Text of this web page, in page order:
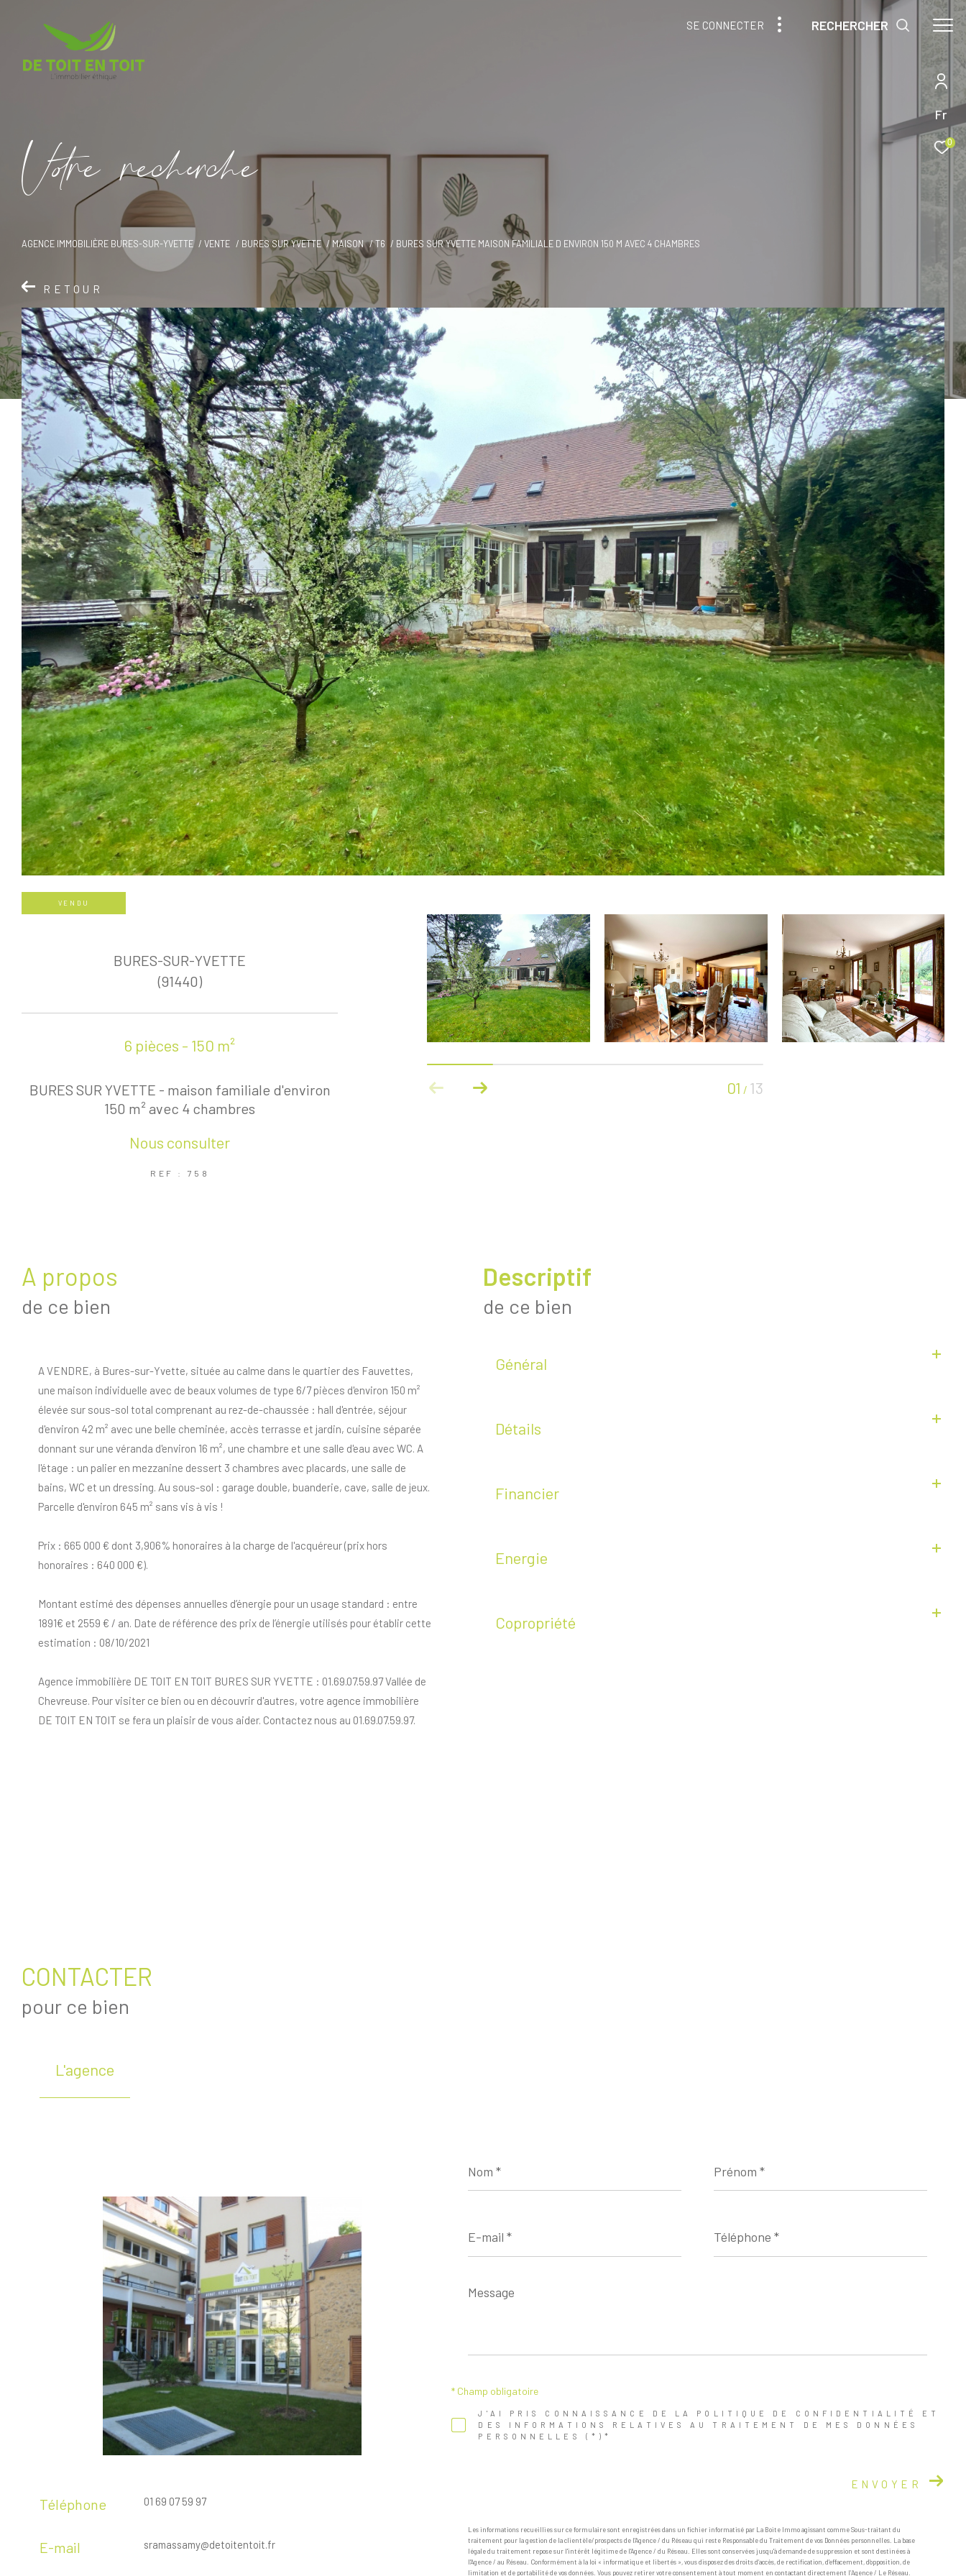
Fr
0
SE CONNECTER RECHERCHER
Vore recece
AGENCE IMMOBILIÈRE BURES-SUR-YVETTE VENTE BURES SUR YVETTE MAISON T6 BURES SUR YVETTE MAISON FAMILIALE D ENVIRON 150 M AVEC 4 CHAMBRES
RETOUR
VENDU
01 / 13
BURES-SUR-YVETTE
(91440)
6 pièces - 150 m²
BURES SUR YVETTE - maison familiale d'environ
150 m² avec 4 chambres
Nous consulter
REF : 758
a propos
de ce bien
A VENDRE, à Bures-sur-Yvette, située au calme dans le quartier des Fauvettes,
une maison individuelle avec de beaux volumes de type 6/7 pièces d'environ 150 m²
élevée sur sous-sol total comprenant au rez-de-chaussée : hall d'entrée, séjour
d'environ 42 m² avec une belle cheminée, accès terrasse et jardin, cuisine séparée
donnant sur une véranda d'environ 16 m², une chambre et une salle d'eau avec WC. A
l'étage : un palier en mezzanine dessert 3 chambres avec placards, une salle de
bains, WC et un dressing. Au sous-sol : garage double, buanderie, cave, salle de jeux.
Parcelle d'environ 645 m² sans vis à vis !
Prix : 665 000 € dont 3,906% honoraires à la charge de l'acquéreur (prix hors
honoraires : 640 000 €).
Montant estimé des dépenses annuelles d’énergie pour un usage standard : entre
1891€ et 2559 € / an. Date de référence des prix de l’énergie utilisés pour établir cette
estimation : 08/10/2021
Agence immobilière DE TOIT EN TOIT BURES SUR YVETTE : 01.69.07.59.97 Vallée de
Chevreuse. Pour visiter ce bien ou en découvrir d'autres, votre agence immobilière
DE TOIT EN TOIT se fera un plaisir de vous aider. Contactez nous au 01.69.07.59.97.
descriptif
de ce bien
Général
Détails
Financier
Energie
Copropriété
CONTACTER
pour ce bien
L'agence
Téléphone 01 69 07 59 97
E-mail sramassamy@detoitentoit.fr
*
*
mail
*
*
Message
*
J'AI PRIS CONNAISSANCE DE LA POLITIQUE DE CONFIDENTIALITÉ ET
DES INFORMATIONS RELATIVES AU TRAITEMENT DE MES DONNÉES
PERSONNELLES (*)*
* Champ obligatoire
ENVOYER
Les informations recueillies sur ce formulaire sont enregistrées dans un fichier informatisé par La Boite Immo agissant comme Sous-traitant du
traitement pour la gestion de la clientèle/prospects de l'Agence / du Réseau qui reste Responsable du Traitement de vos Données personnelles. La base
légale du traitement repose sur l'intérêt légitime de l'Agence / du Réseau. Elles sont conservées jusqu'à demande de suppression et sont destinées à
l'Agence / au Réseau. Conformément à la loi « informatique et libertés », vous disposez des droits d’accès, de rectification, d’effacement, d’opposition, de
limitation et de portabilité de vos données. Vous pouvez retirer votre consentement à tout moment en contactant directement l’Agence / Le Réseau.